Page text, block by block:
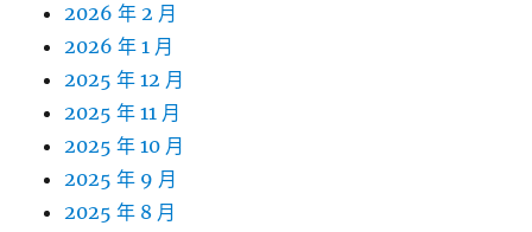
2026 年 2 月
2026 年 1 月
2025 年 12 月
2025 年 11 月
2025 年 10 月
2025 年 9 月
2025 年 8 月